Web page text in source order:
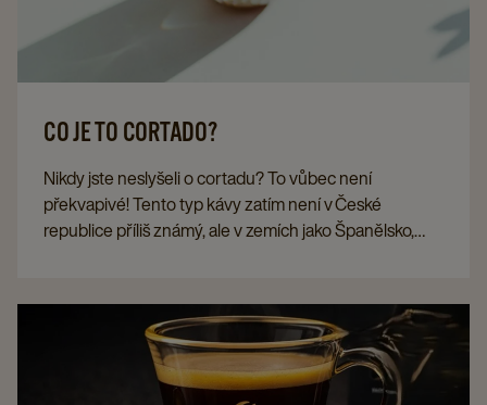
CO JE TO CORTADO?
Nikdy jste neslyšeli o cortadu? To vůbec není
překvapivé! Tento typ kávy zatím není v České
republice příliš známý, ale v zemích jako Španělsko,
charakteristické znaky tohoto malého chuťového
zážitku? Na této stránce najdete odpovědi na všechny